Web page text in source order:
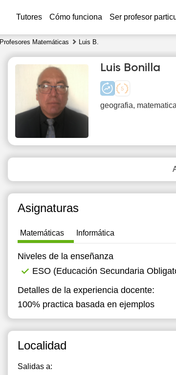
Tutores Cómo funciona Ser profesor
Profesores Matemáticas Luis B.
Luis Bonilla
geografia,
Asignaturas
Matemáticas Informática
Niveles de la enseñanza
ESO (Educación Secundaria
Detalles de la experiencia docente:
100% practica basada en ejemplos
Localidad
Salidas a: